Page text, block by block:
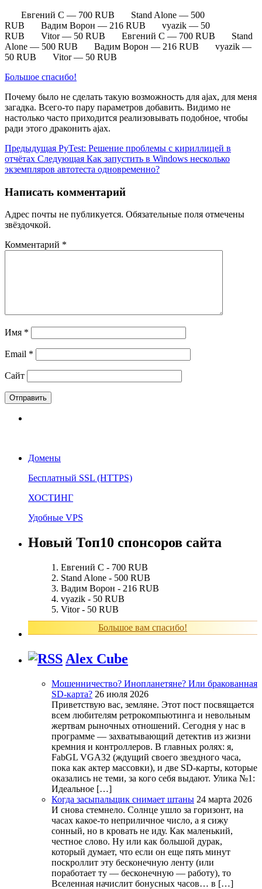
Евгений С — 700 RUB Stand Alone — 500
RUB Вадим Ворон — 216 RUB vyazik — 50
RUB Vitor — 50 RUB Евгений С — 700 RUB Stand
Alone — 500 RUB Вадим Ворон — 216 RUB vyazik —
50 RUB Vitor — 50 RUB
Большое спасибо!
Почему было не сделать такую возможность для ajax, для меня
загадка. Всего-то пару параметров добавить. Видимо не
настолько часто приходится реализовывать подобное, чтобы
ради этого драконить ajax.
Предыдущая PyTest: Решение проблемы с кириллицей в
отчётах Следующая Как запустить в Windows несколько
экземпляров автотеста одновременно?
Написать комментарий
Адрес почты не публикуется. Обязательные поля отмечены
звёздочкой.
Комментарий *
Имя *
Email *
Сайт
Домены
Бесплатный SSL (HTTPS)
ХОСТИНГ
Удобные VPS
Новый Топ10 спонсоров сайта
Евгений С - 700 RUB
Stand Alone - 500 RUB
Вадим Ворон - 216 RUB
vyazik - 50 RUB
Vitor - 50 RUB
Большое вам спасибо!
Alex Cube
Мошенничество? Инопланетяне? Или бракованная
SD-карта? 26 июля 2026
Приветствую вас, земляне. Этот пост посвящается
всем любителям ретрокомпьютинга и невольным
жертвам рыночных отношений. Сегодня у нас в
программе — захватывающий детектив из жизни
кремния и контроллеров. В главных ролях: я,
FabGL VGA32 (ждущий своего звездного часа,
пока как актер массовки), и две SD-карты, которые
оказались не теми, за кого себя выдают. Улика №1:
Идеальное […]
Когда засыпальщик снимает штаны 24 марта 2026
И снова стемнело. Солнце ушло за горизонт, на
часах какое-то неприличное число, а я сижу
сонный, но в кровать не иду. Как маленький,
честное слово. Ну или как большой дурак,
который думает, что если он еще пять минут
поскроллит эту бесконечную ленту (или
поработает ту — бесконечную — работу), то
Вселенная начислит бонусных часов… в […]